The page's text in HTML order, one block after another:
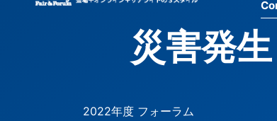
ナ
ビ
災害発
2022年度 フォーラム